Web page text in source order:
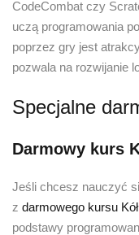
CodeCombat czy
uczą programowania
poprzez gry jest
pozwala na rozwijanie
Specjalne
Darmowy kurs
Jeśli chcesz nauczyć
z darmowego kursu
podstawy